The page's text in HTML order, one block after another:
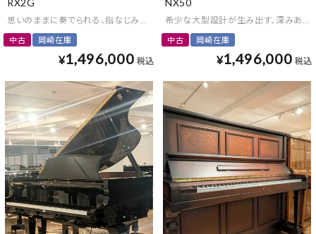
RX2G
思いのままに奏でられる、指なじみのいい弾き心地
中古 岡崎在庫
¥1,496,000 税込
NX50
希少な大型設計が生み出す、深みある
中古 岡崎在庫
¥1,496,000 税込